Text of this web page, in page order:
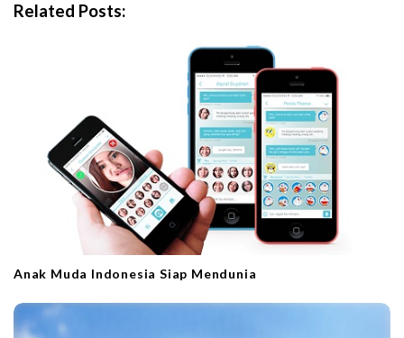
Related Posts:
Anak Muda Indonesia Siap Mendunia